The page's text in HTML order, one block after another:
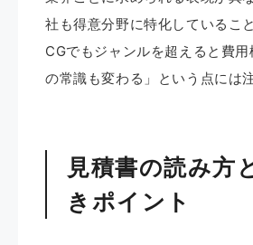
社も得意分野に特化しているこ
CGでもジャンルを超えると費用
の常識も変わる」という点には
見積書の読み方
きポイント